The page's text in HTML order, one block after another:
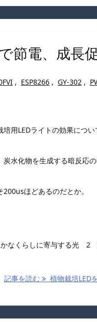
節電、成長促
, ESP8266 , GY-302 ,
用LEDライトの効果につ
水化物を生成する暗反応
ほどあるのだとか。
なくらしに寄与する光 2
記事を読む 植物栽培LED